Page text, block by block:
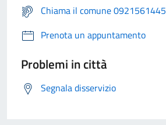
Chiama il comune 0921561445
Prenota un appuntamento
Problemi in città
Segnala disservizio